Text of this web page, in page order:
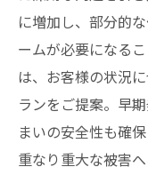
に増加し、部分的
ームが必要になる
は、お客様の状況
ランをご提案。早
まいの安全性も確
重なり重大な被害